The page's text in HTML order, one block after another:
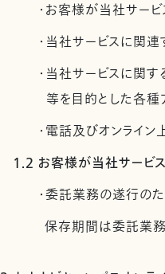
・お客様が当社サー
・当社サービスに関連
・当社サービスに関
等を目的とした各
・電話及びオンライ
1.2 お客様が当社サービ
・委託業務の遂行の
保存期間は委託業務